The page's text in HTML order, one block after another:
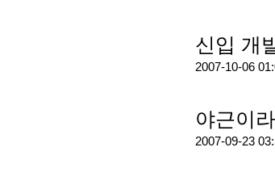
신입 개
2007-10-06
야근이
2007-09-23